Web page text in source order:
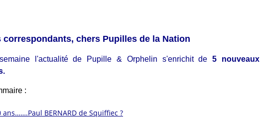
correspondants, chers Pupilles de la Nation
l'actualité de Pupille & Orphelin s'enrichit de5 nouveaux
:
ans…….Paul BERNARD de Squiffiec ?